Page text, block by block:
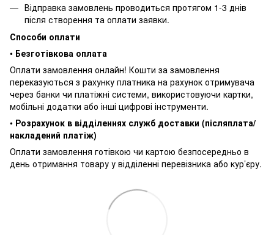
Відправка замовлень проводиться протягом 1-3 днів
після створення та оплати заявки.
Способи оплати
• Безготівкова оплата
Оплати замовлення онлайн! Кошти за замовлення
переказуються з рахунку платника на рахунок отримувача
через банки чи платіжні системи, використовуючи картки,
мобільні додатки або інші цифрові інструменти.
• Розрахунок в відділеннях служб доставки (післяплата/
накладений платіж)
Оплати замовлення готівкою чи картою безпосередньо в
день отримання товару у відділенні перевізника або кур’єру.